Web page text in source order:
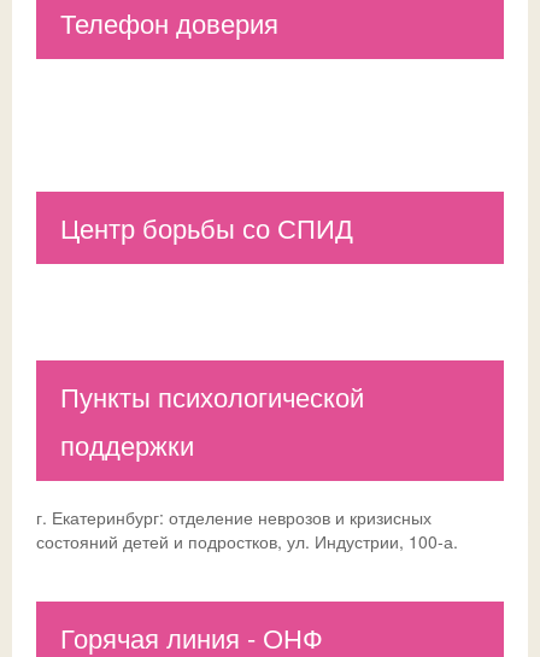
Телефон доверия
Центр борьбы со СПИД
Пункты психологической
поддержки
г. Екатеринбург: отделение неврозов и кризисных
состояний детей и подростков, ул. Индустрии, 100-а.
Горячая линия - ОНФ